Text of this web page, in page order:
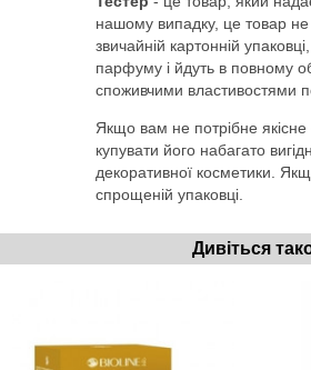
нашому випадку, це товар
звичайній картонній
парфуму і йдуть в повному
споживчими властивостями
Якщо вам не потрібне
купувати його набагато
декоративної косметики.
спрощеній упаковці.
Дивіться